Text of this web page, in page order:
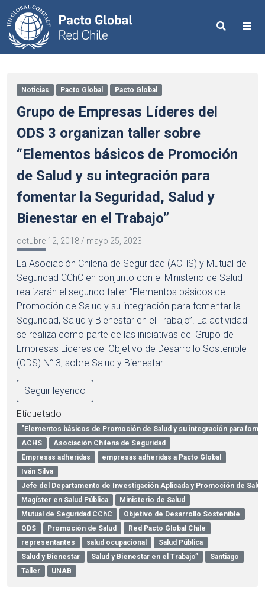
Search
Noticias Pacto Global Pacto Global
Grupo de Empresas Líderes del
ODS 3 organizan taller sobre
“Elementos básicos de Promoción
de Salud y su integración para
fomentar la Seguridad, Salud y
Bienestar en el Trabajo”
octubre 12, 2018 / mayo 25, 2023
La Asociación Chilena de Seguridad (ACHS) y Mutual de
Seguridad CChC en conjunto con el Ministerio de Salud
realizarán el segundo taller “Elementos básicos de
Promoción de Salud y su integración para fomentar la
Seguridad, Salud y Bienestar en el Trabajo”. La actividad
se realiza como parte de las iniciativas del Grupo de
Empresas Líderes del Objetivo de Desarrollo Sostenible
(ODS) N° 3, sobre Salud y Bienestar.
Seguir leyendo
Etiquetado
"Elementos básicos de Promoción de Salud y su integración para
ACHS
Asociación Chilena de Seguridad
Empresas adheridas
empresas adheridas a Pacto Global
Iván Silva
Jefe del Departamento de Investigación Aplicada y Promoción de
Magíster en Salud Pública
Ministerio de Salud
Mutual de Seguridad CChC
Objetivo de Desarrollo Sostenible
ODS
Promoción de Salud
Red Pacto Global Chile
representantes
salud ocupacional
Salud Pública
Salud y Bienestar
Salud y Bienestar en el Trabajo”
Santiago
Taller
UNAB